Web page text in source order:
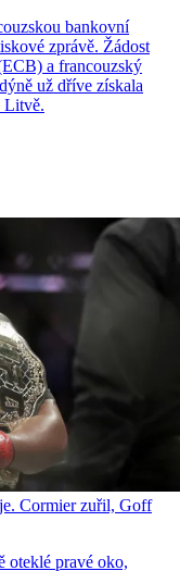
bankovní
zprávě. Žádost
a francouzský
už dříve získala
Litvě.
Cormier zuřil, Goff
oteklé pravé oko,